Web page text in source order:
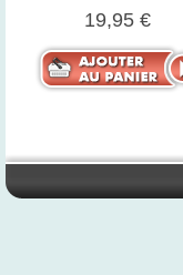
19,95 €